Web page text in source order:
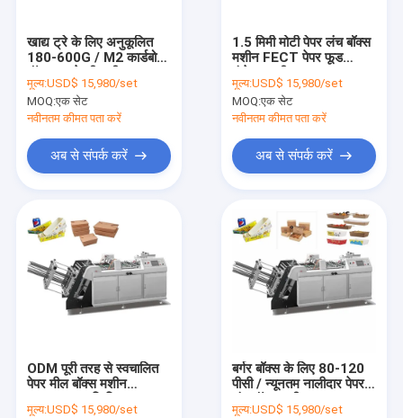
उत्पादों
हमारे बारे में
कारखाना भ्रमण
संपर्क करें
खाद्य ट्रे के लिए अनुकूलित
180-600G / M2 कार्डबोर्ड
मूल्य:USD$ 15,980/set
MOQ:एक सेट
नवीनतम कीमत पता करें
अब से संपर्क करें
1.5 मिमी मोटी पेपर लंच बॉक्स
मशीन FECT पेपर फूड
मूल्य:USD$ 15,980/set
MOQ:एक सेट
नवीनतम कीमत पता करें
अब से संपर्क करें
ODM पूरी तरह से स्वचालित
पेपर मील बॉक्स मशीन
मूल्य:USD$ 15,980/set
बर्गर बॉक्स के लिए 80-120
पीसी / न्यूनतम नालीदार पेपर
मूल्य:USD$ 15,980/set